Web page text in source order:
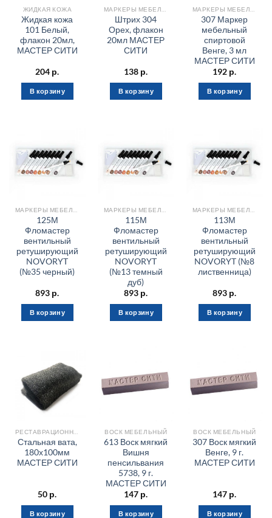
ЖИДКАЯ КОЖА
Жидкая кожа
101 Белый,
флакон 20мл,
МАСТЕР СИТИ
204 р.
В корзину
Штрих 304
Орех, флакон
20мл МАСТЕР
СИТИ
138 р.
В корзину
307 Маркер
мебельный
спиртовой
Венге, 3 мл
МАСТЕР СИТИ
192 р.
В корзину
МАРКЕРЫ МЕБЕЛЬНЫЕ
125М
Фломастер
вентильный
ретуширующий
NOVORYT
(№35 черный)
893 р.
В корзину
МАРКЕРЫ МЕБЕЛЬНЫЕ
115М
Фломастер
вентильный
ретуширующий
NOVORYT
(№13 темный
дуб)
893 р.
В корзину
МАРКЕРЫ МЕБЕЛЬНЫЕ
113М
Фломастер
вентильный
ретуширующий
NOVORYT (№8
лиственница)
893 р.
В корзину
Стальная вата,
180х100мм
МАСТЕР СИТИ
50 р.
В корзину
ВОСК МЕБЕЛЬНЫЙ
613 Воск мягкий
Вишня
пенсильвания
5738, 9 г.
МАСТЕР СИТИ
147 р.
В корзину
ВОСК МЕБЕЛЬНЫЙ
307 Воск мягкий
Венге, 9 г.
МАСТЕР СИТИ
147 р.
В корзину